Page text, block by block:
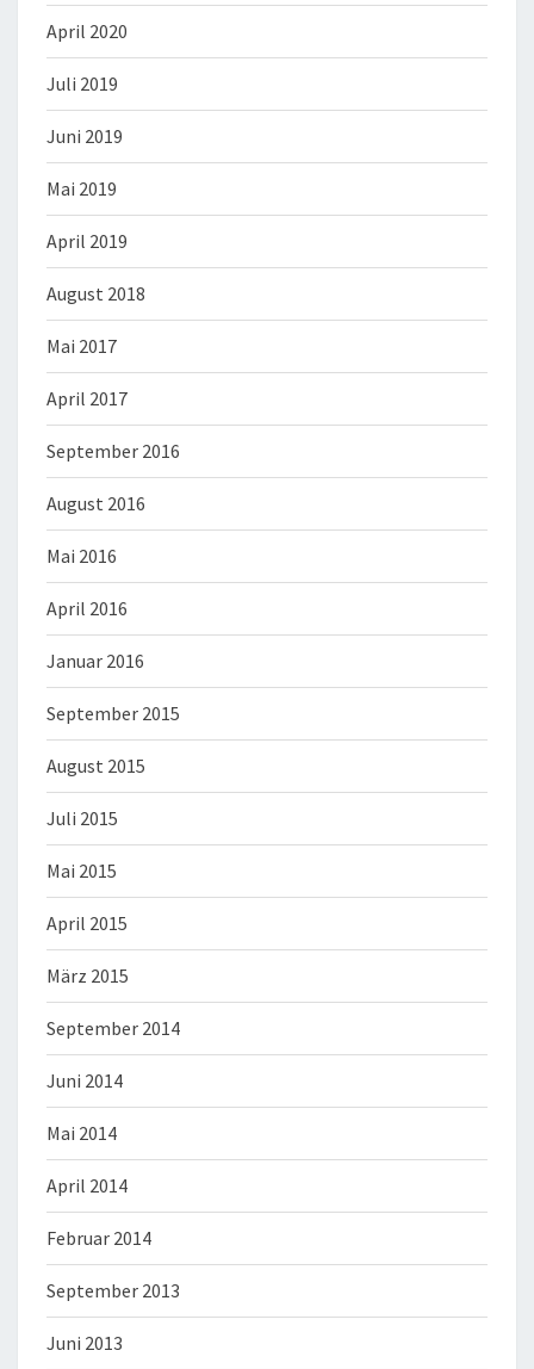
April 2020
Juli 2019
Juni 2019
Mai 2019
April 2019
August 2018
Mai 2017
April 2017
September 2016
August 2016
Mai 2016
April 2016
Januar 2016
September 2015
August 2015
Juli 2015
Mai 2015
April 2015
März 2015
September 2014
Juni 2014
Mai 2014
April 2014
Februar 2014
September 2013
Juni 2013